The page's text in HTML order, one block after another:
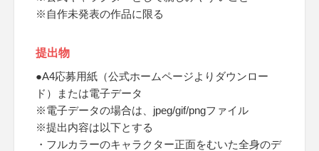
※自作未発表の作品に限る
提出物
●A4応募用紙（公式ホームページよりダウンロー
ド）または電子データ
※電子データの場合は、jpeg/gif/pngファイル
※提出内容は以下とする
・フルカラーのキャラクター正面をむいた全身のデ